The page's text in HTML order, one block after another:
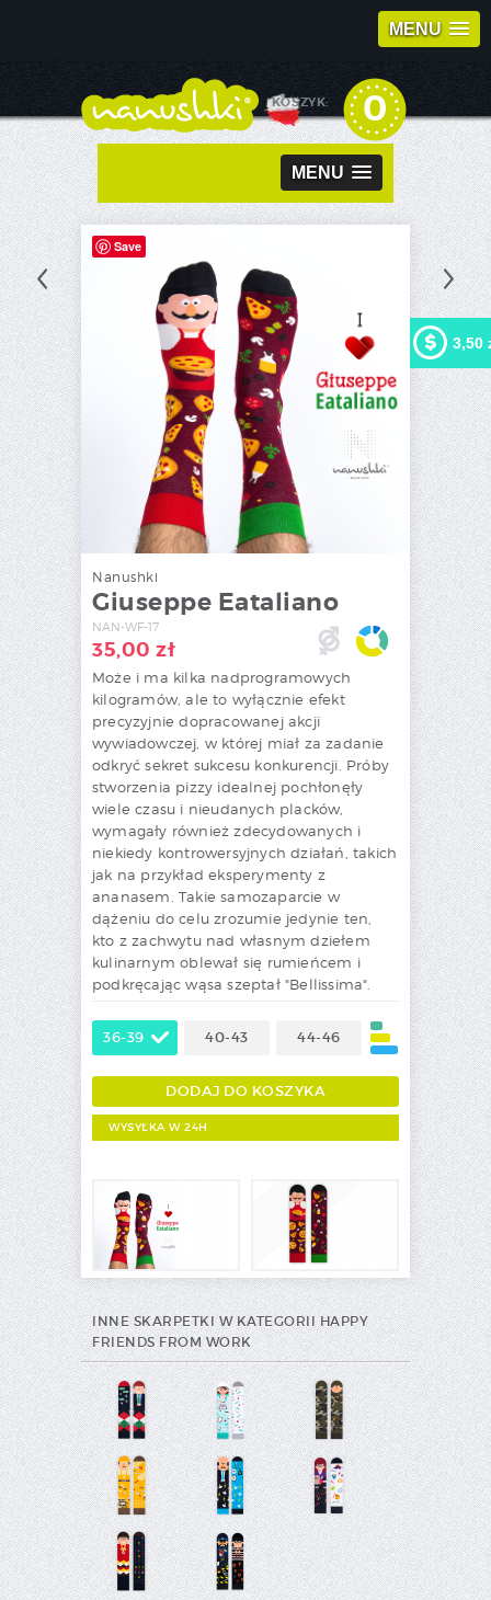
MENU
KOSZYK: 0
MENU
Save
Nanushki
Giuseppe Eataliano
NAN-WF-17
35,00 zł
Może i ma kilka nadprogramowych
kilogramów, ale to wyłącznie efekt
precyzyjnie dopracowanej akcji
wywiadowczej, w której miał za zadanie
odkryć sekret sukcesu konkurencji. Próby
stworzenia pizzy idealnej pochłonęły
wiele czasu i nieudanych placków,
wymagały również zdecydowanych i
niekiedy kontrowersyjnych działań, takich
jak na przykład eksperymenty z
ananasem. Takie samozaparcie w
dążeniu do celu zrozumie jedynie ten,
kto z zachwytu nad własnym dziełem
kulinarnym oblewał się rumieńcem i
podkręcając wąsa szeptał "Bellissima".
36-39 40-43 44-46
WYSYŁKA W 24H
3,50
Kupując ten produkt możesz
otrzymać3,50 zł w naszym
programie lojalnościowym.
Twój koszyk wyniesie 3,50
, które będzie można
zamienić na kupon
rabatowy.
INNE SKARPETKI W KATEGORII HAPPY
FRIENDS FROM WORK